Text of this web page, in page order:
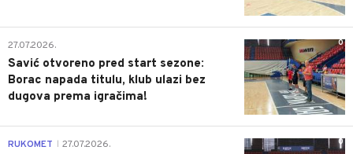
0
27.07.2026.
Savić otvoreno pred start sezone:
Borac napada titulu, klub ulazi bez
dugova prema igračima!
0
RUKOMET 27.07.2026.